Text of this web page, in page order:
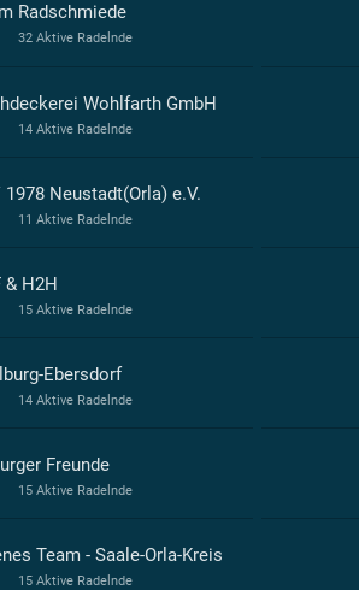
Radschmiede
32 Aktive Radelnde
Wohlfarth GmbH
14 Aktive Radelnde
1978 Neustadt(Orla) e.V.
11 Aktive Radelnde
& H2H
15 Aktive Radelnde
Ebersdorf
14 Aktive Radelnde
Freunde
15 Aktive Radelnde
Team - Saale-Orla-Kreis
15 Aktive Radelnde